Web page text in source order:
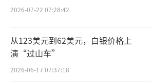
2026-07-22 07:28:42
从123美元到62美元，白银价格上
演“过山车”
2026-06-17 07:37:18